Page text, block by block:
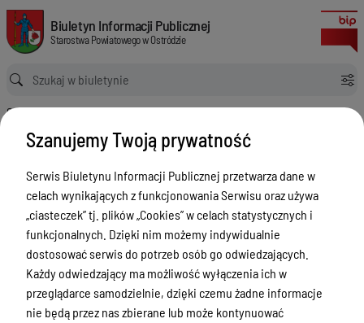
w sprawie przyjęcia wieloletniej prognozy finansowej Powiatu
Biuletyn Informacji Publicznej Starostwa Powiatowego w Ostródzie
Biuletyn Informacji Publicznej
Starostwa Powiatowego w Ostródzie
Ścieżka powrotu
Strona główna
Akty prawne
w sprawie przyjęcia wieloletniej prognozy finansowej Powiatu Ostródzkiego na lata 2018-2031
Akty prawne
Menu Przedmiotowe
Starostwo Powiatowe
Poradnik Interesanta
Informacje o naborze
Zamówienia Publiczne
Wersja obowiązująca
z dnia30-01-2020
07:50:52
Drukuj
w sprawie
przyjęcia
wieloletniej
Szanujemy Twoją prywatność
Serwis Biuletynu Informacji Publicznej przetwarza dane w
celach wynikających z funkcjonowania Serwisu oraz używa
„ciasteczek” tj. plików „Cookies” w celach statystycznych i
funkcjonalnych. Dzięki nim możemy indywidualnie
dostosować serwis do potrzeb osób go odwiedzających.
Każdy odwiedzający ma możliwość wyłączenia ich w
przeglądarce samodzielnie, dzięki czemu żadne informacje
nie będą przez nas zbierane lub może kontynuować